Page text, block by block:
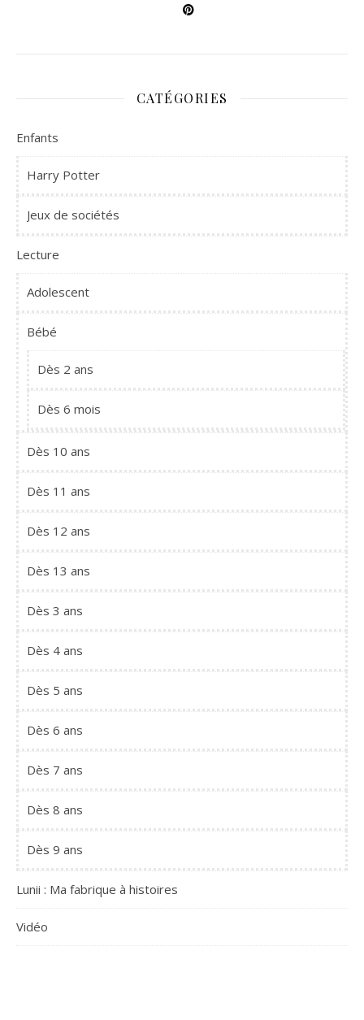
CATÉGORIES
Enfants
Harry Potter
Jeux de sociétés
Lecture
Adolescent
Bébé
Dès 2 ans
Dès 6 mois
Dès 10 ans
Dès 11 ans
Dès 12 ans
Dès 13 ans
Dès 3 ans
Dès 4 ans
Dès 5 ans
Dès 6 ans
Dès 7 ans
Dès 8 ans
Dès 9 ans
Lunii : Ma fabrique à histoires
Vidéo